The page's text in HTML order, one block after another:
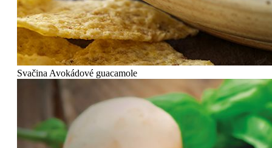
Svačina Avokádové guacamole